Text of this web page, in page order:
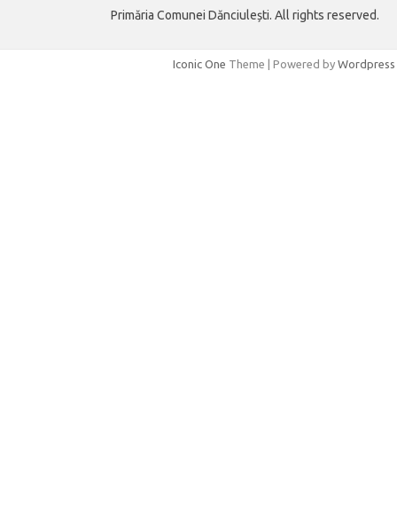
Primăria Comunei Dănciulești. All rights reserved.
Iconic One Theme | Powered by Wordpress